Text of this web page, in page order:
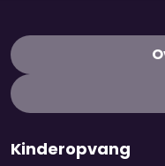
Kinderopvang